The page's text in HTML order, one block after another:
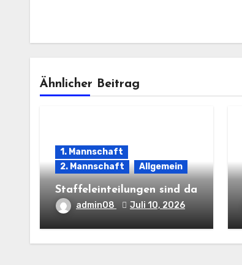
Ähnlicher Beitrag
1. Mannschaft
2. Mannschaft
Allgemein
Staffeleinteilungen sind da
admin08 Juli 10, 2026